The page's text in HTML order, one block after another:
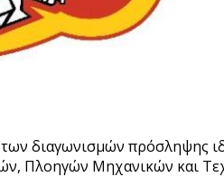
των διαγωνισμών πρόσληψης
Πλοηγών Μηχανικών και